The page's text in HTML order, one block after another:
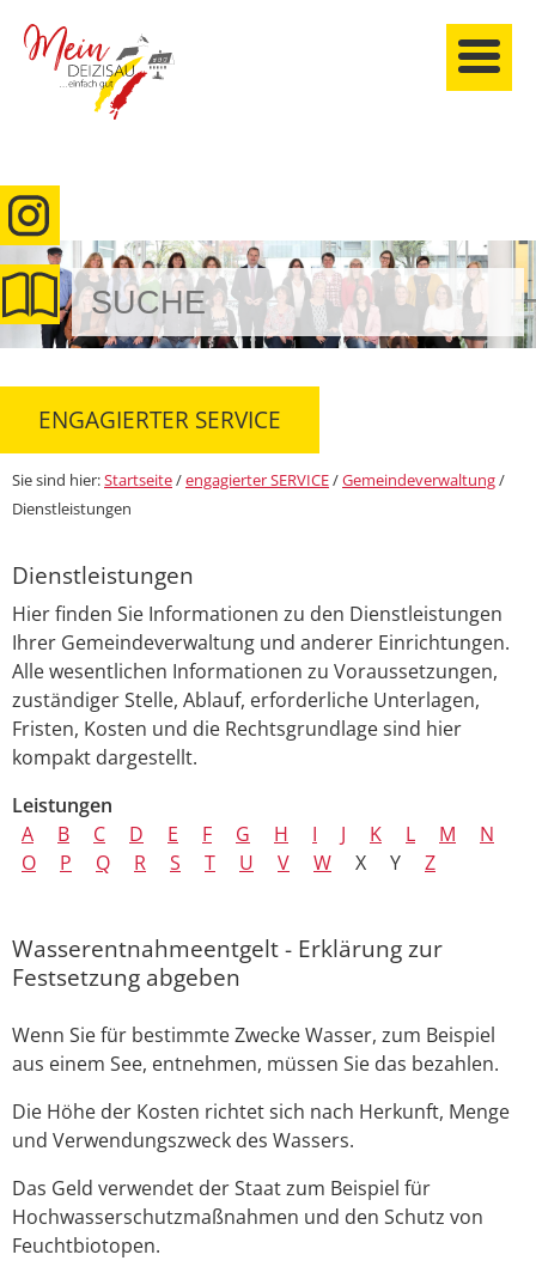
anmelden
ENGAGIERTER SERVICE
Sie sind hier:Startseite/engagierter SERVICE/Gemeindeverwaltung/
Dienstleistungen
Dienstleistungen
Hier finden Sie Informationen zu den Dienstleistungen
Ihrer Gemeindeverwaltung und anderer Einrichtungen.
Alle wesentlichen Informationen zu Voraussetzungen,
zuständiger Stelle, Ablauf, erforderliche Unterlagen,
Fristen, Kosten und die Rechtsgrundlage sind hier
kompakt dargestellt.
Leistungen
A
B C D E F G H I J K L M
N
O
P Q R S T U V W X Y Z
Wasserentnahmeentgelt - Erklärung zur
Festsetzung abgeben
Wenn Sie für bestimmte Zwecke Wasser, zum Beispiel
aus einem See, entnehmen, müssen Sie das bezahlen.
Die Höhe der Kosten richtet sich nach Herkunft, Menge
und Verwendungszweck des Wassers.
Das Geld verwendet der Staat zum Beispiel für
Hochwasserschutzmaßnahmen und den Schutz von
Feuchtbiotopen.